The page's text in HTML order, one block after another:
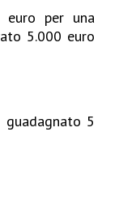
euro per una
5.000 euro
5